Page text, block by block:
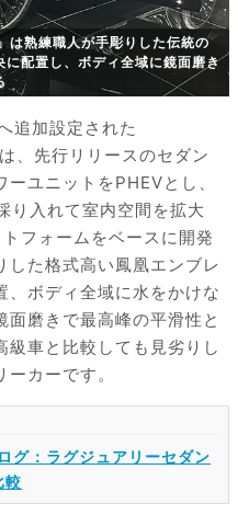
は熟練職人が手彫りした伝統の
配置し、ボディ全域に鏡面磨き
追加設定された
、先行リリースのセダン
ユニットをPHEVとし、
り入れて室内空間を拡大
フォームをベースに開発
した格式高い鳳凰エンブレ
、ボディ全域に水をかけな
磨きで最高峰の平滑性と
車と比較しても見劣りし
カーです。
グ：ラグジュアリーセダン
較